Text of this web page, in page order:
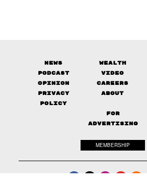
News Wealth
Podcast
Video
Opinion
Careers
Privacy
Policy
About
FOR
ADVERTISING
MEMBERSHIP